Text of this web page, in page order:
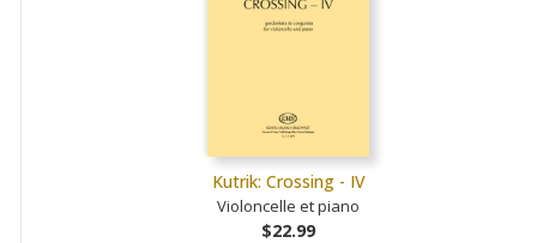
Kutrik: Crossing - IV
Violoncelle et piano
$22.99